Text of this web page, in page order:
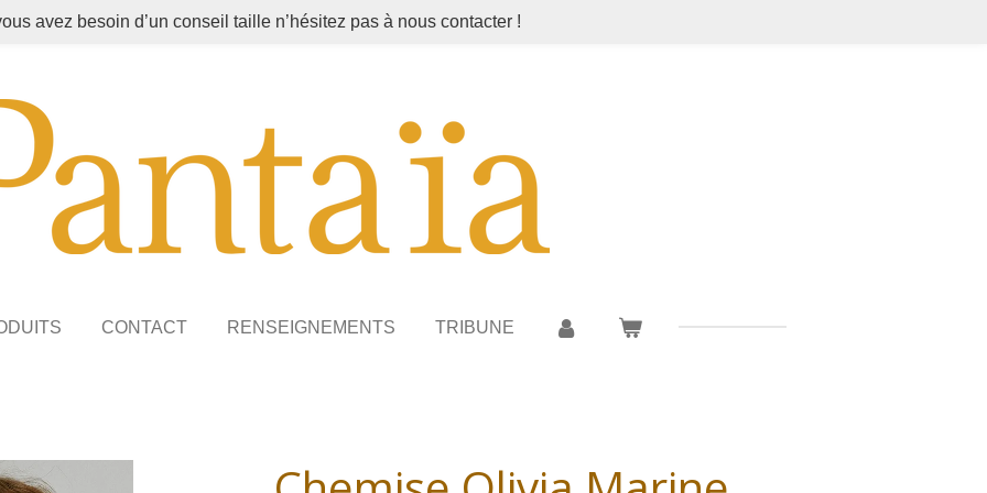
avez besoin d’un conseil taille n’hésitez pas à nous contacter !
CONTACT RENSEIGNEMENTS TRIBUNE